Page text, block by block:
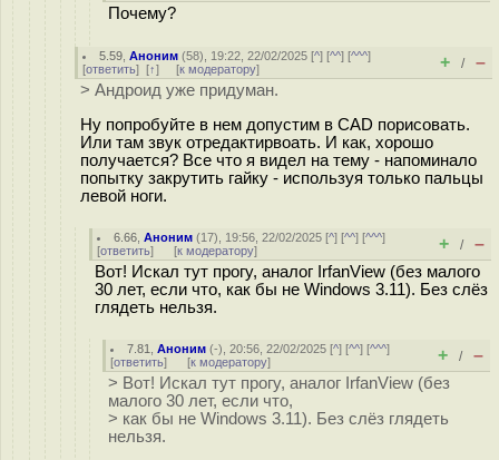
Почему?
5.59 ,Аноним (58), 19:22, 22/02/2025 [^] [^^] [^^^]
[ответить] [↑] [к модератору] + / –
> Андроид уже придуман.
Ну попробуйте в нем допустим в CAD порисовать.
Или там звук отредактирвоать. И как, хорошо
получается? Все что я видел на тему - напоминало
попытку закрутить гайку - используя только пальцы
левой ноги.
6.66 ,Аноним (17), 19:56, 22/02/2025 [^] [^^] [^^^]
[ответить] [к модератору] + / –
Вот! Искал тут прогу, аналог IrfanView (без малого
30 лет, если что, как бы не Windows 3.11). Без слёз
глядеть нельзя.
7.81 ,Аноним (-), 20:56, 22/02/2025 [^] [^^] [^^^]
[ответить] [к модератору] + / –
> Вот! Искал тут прогу, аналог IrfanView (без
малого 30 лет, если что,
> как бы не Windows 3.11). Без слёз глядеть
нельзя.